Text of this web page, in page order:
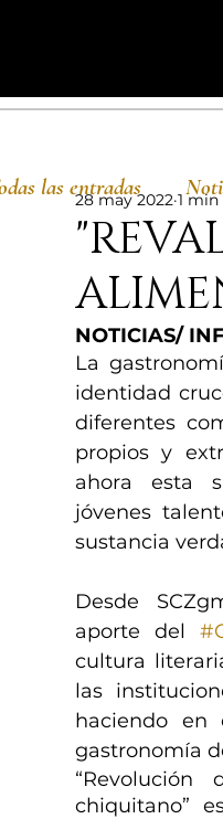
28 may 2022 1
NOTICIAS/
La
identidad
diferentes
propios y
ahora esta
jóvenes
sustancia
Desde
aporte del
cultura
las
haciendo en
gastronomía
“Revolución
chiquitano”
las entradas